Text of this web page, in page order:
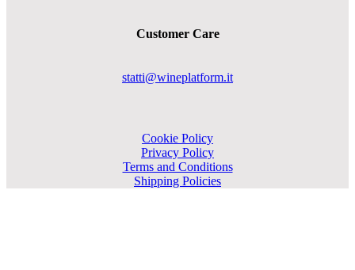
Customer Care
statti@wineplatform.it
Cookie Policy
Privacy Policy
Terms and Conditions
Shipping Policies